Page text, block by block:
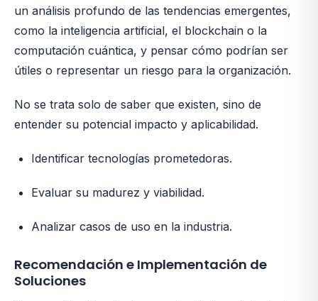
un análisis profundo de las tendencias emergentes,
como la inteligencia artificial, el blockchain o la
computación cuántica, y pensar cómo podrían ser
útiles o representar un riesgo para la organización.
No se trata solo de saber que existen, sino de
entender su potencial impacto y aplicabilidad.
Identificar tecnologías prometedoras.
Evaluar su madurez y viabilidad.
Analizar casos de uso en la industria.
Recomendación e Implementación de
Soluciones